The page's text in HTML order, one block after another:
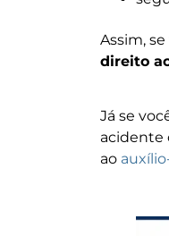
Assim,
direito
Já se
acidente
ao